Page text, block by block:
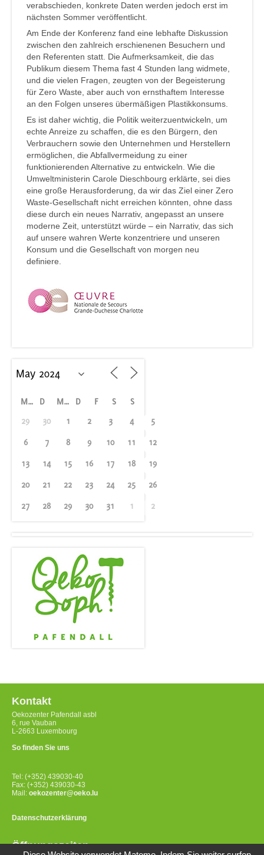
verabschieden, konkrete Daten werden jedoch erst im
nächsten Sommer veröffentlicht.
Am Ende der Konferenz fand eine lebhafte Diskussion
zwischen den zahlreich erschienenen Besuchern und
den Referenten statt. Die Aufmerksamkeit, die das
Publikum diesem Thema fast 4 Stunden lang widmete,
und die vielen Fragen, zeugten von der Begeisterung
für Zero Waste, aber auch von ernsthaftem Interesse
an den Folgen unseres übermäßigen Plastikkonsums.
Es ist daher wichtig, die Politik weiterzuentwickeln, um
echte Anreize zu schaffen, die es den Bürgern, den
Verbrauchern sowie den Unternehmen und Herstellern
ermöglichen, die Abfallvermeidung zu einer
funktionierenden Alternative zu entwickeln. Wie die
Umweltministerin Carole Dieschbourg erklärte, sei dies
eine große Herausforderung, da wir das Ziel einer Zero
Waste-Gesellschaft nicht erreichen könnten, ohne dass
diese durch ein neues Narrativ, angepasst an unsere
moderne Zeit, unterstützt würde – ein Narrativ, das sich
auf unsere wahren Werte konzentriere und unseren
Konsum und die Gesellschaft von morgen neu
definiere.
M D M D F S
S
29
30 1 2 3 4 5
6 7 8 9 10 11 12
13 14 15 16 17 18 19
20 21 22 23 24 25 26
27 28 29 30 31 1 2
Kontakt
Oekozenter Pafendall asbl
6, rue Vauban
L-2663 Luxembourg
So finden Sie uns
Tel: (+352) 439030-40
Fax: (+352) 439030-43
Mail: oekozenter@oeko.lu
Datenschutzerklärung
Öffnungszeiten